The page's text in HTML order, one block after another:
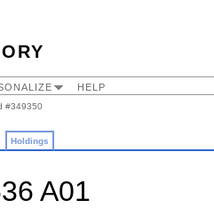
HELP
#349350
Holdings
A01